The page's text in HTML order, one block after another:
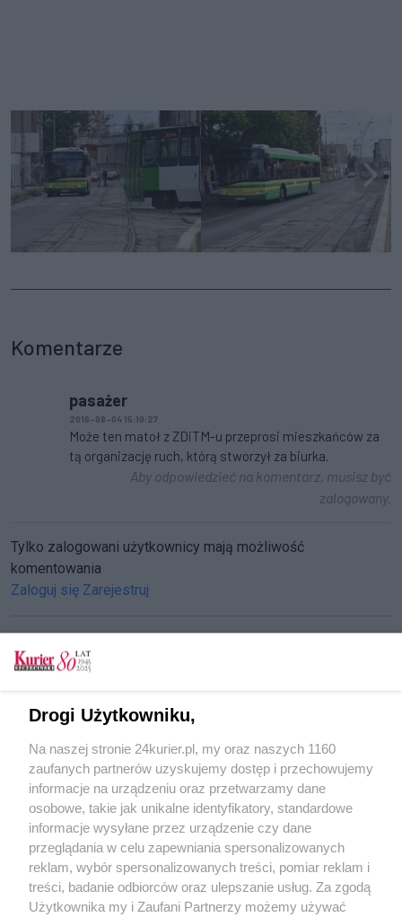
Komentarze
pasażer
2016-08-04 15:10:27
Może ten matoł z ZDiTM-u przeprosi mieszkańców za
tą organizację ruch, którą stworzył za biurka.
Aby odpowiedzieć na komentarz, musisz być
zalogowany.
Tylko zalogowani użytkownicy mają możliwość
komentowania
Zaloguj się Zarejestruj
Pantograf unieruchomił tramwaje (akt. 1)
Tkackiej doraźny remont na raty
Wagi na drogi
POGODA
19℃
Drogi Użytkowniku,
Na naszej stronie 24kurier.pl, my oraz naszych 1160
zaufanych partnerów uzyskujemy dostęp i przechowujemy
informacje na urządzeniu oraz przetwarzamy dane
osobowe, takie jak unikalne identyfikatory, standardowe
informacje wysyłane przez urządzenie czy dane
przeglądania w celu zapewniania spersonalizowanych
reklam, wybór spersonalizowanych treści, pomiar reklam i
treści, badanie odbiorców oraz ulepszanie usług. Za zgodą
Użytkownika my i Zaufani Partnerzy możemy używać